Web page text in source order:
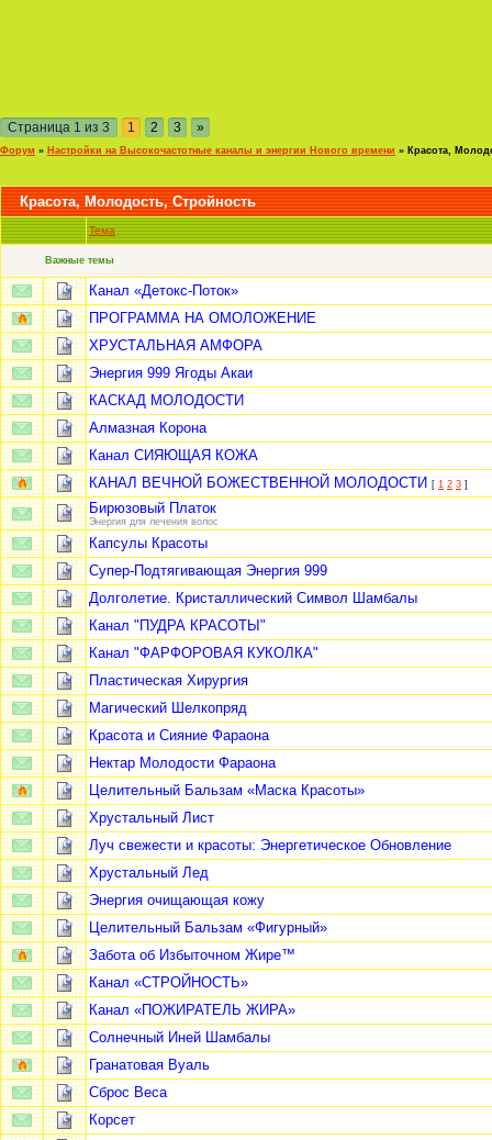
Страница 1 из 3 1 2 3 »
Форум » Настройки на Высокочастотные каналы и энергии Нового времени » Красота,
Красота, Молодость, Стройность
Тема
Важные темы
Канал «Детокс-Поток»
ПРОГРАММА НА ОМОЛОЖЕНИЕ
ХРУСТАЛЬНАЯ АМФОРА
Энергия 999 Ягоды Акаи
КАСКАД МОЛОДОСТИ
Алмазная Корона
Канал СИЯЮЩАЯ КОЖА
КАНАЛ ВЕЧНОЙ БОЖЕСТВЕННОЙ МОЛОДОСТИ [ 1 2 3 ]
Бирюзовый Платок
Энергия для лечения волос
Капсулы Красоты
Супер-Подтягивающая Энергия 999
Долголетие. Кристаллический Символ Шамбалы
Канал "ПУДРА КРАСОТЫ"
Канал "ФАРФОРОВАЯ КУКОЛКА"
Пластическая Хирургия
Магический Шелкопряд
Красота и Сияние Фараона
Нектар Молодости Фараона
Целительный Бальзам «Маска Красоты»
Хрустальный Лист
Луч свежести и красоты: Энергетическое Обновление
Хрустальный Лед
Энергия очищающая кожу
Целительный Бальзам «Фигурный»
Забота об Избыточном Жире™
Канал «СТРОЙНОСТЬ»
Канал «ПОЖИРАТЕЛЬ ЖИРА»
Солнечный Иней Шамбалы
Гранатовая Вуаль
Сброс Веса
Корсет